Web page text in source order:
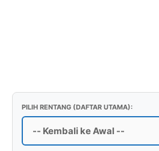
PILIH RENTANG (DAFTAR UTAMA):